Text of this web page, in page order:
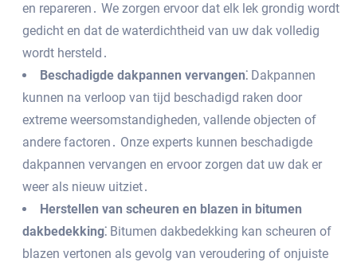
en repareren․ We zorgen ervoor dat elk lek grondig wordt
gedicht en dat de waterdichtheid van uw dak volledig
wordt hersteld․
Beschadigde dakpannen vervangen⁚ Dakpannen
kunnen na verloop van tijd beschadigd raken door
extreme weersomstandigheden‚ vallende objecten of
andere factoren․ Onze experts kunnen beschadigde
dakpannen vervangen en ervoor zorgen dat uw dak er
weer als nieuw uitziet․
Herstellen van scheuren en blazen in bitumen
dakbedekking⁚ Bitumen dakbedekking kan scheuren of
blazen vertonen als gevolg van veroudering of onjuiste